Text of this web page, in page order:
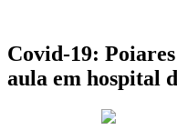
Covid-19:
aula em hospital